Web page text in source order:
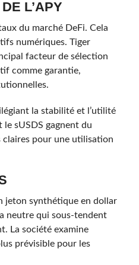
L’APY
du marché DeFi. Cela
numériques. Tiger
facteur de sélection
comme garantie,
la stabilité et l’utilité
sUSDS gagnent du
claires pour une utilisation
jeton synthétique en dollar
neutre qui sous-tendent
La société examine
prévisible pour les